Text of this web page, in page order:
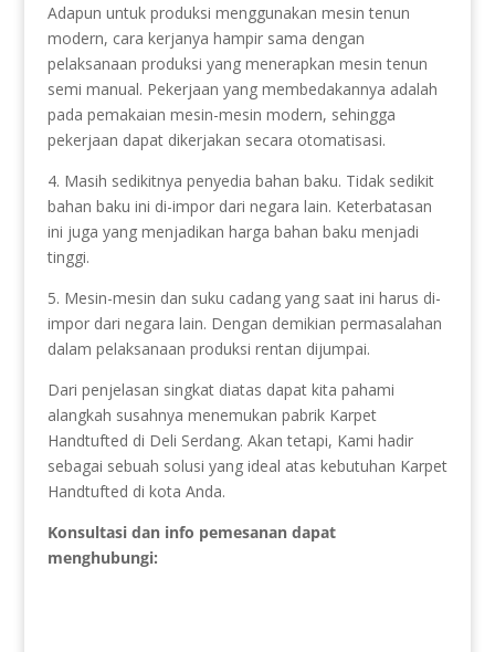
Adapun untuk produksi menggunakan mesin tenun
modern, cara kerjanya hampir sama dengan
pelaksanaan produksi yang menerapkan mesin tenun
semi manual. Pekerjaan yang membedakannya adalah
pada pemakaian mesin-mesin modern, sehingga
pekerjaan dapat dikerjakan secara otomatisasi.
4. Masih sedikitnya penyedia bahan baku. Tidak sedikit
bahan baku ini di-impor dari negara lain. Keterbatasan
ini juga yang menjadikan harga bahan baku menjadi
tinggi.
5. Mesin-mesin dan suku cadang yang saat ini harus di-
impor dari negara lain. Dengan demikian permasalahan
dalam pelaksanaan produksi rentan dijumpai.
Dari penjelasan singkat diatas dapat kita pahami
alangkah susahnya menemukan pabrik Karpet
Handtufted di Deli Serdang. Akan tetapi, Kami hadir
sebagai sebuah solusi yang ideal atas kebutuhan Karpet
Handtufted di kota Anda.
Konsultasi dan info pemesanan dapat
menghubungi: